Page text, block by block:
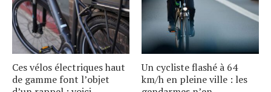
Ces vélos électriques haut
de gamme font lʼobjet
Un cycliste flashé à 64
km/h en pleine ville : les